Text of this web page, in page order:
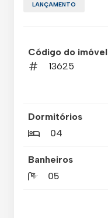
LANÇAMENTO
Código do imóvel
13625
Dormitórios
04
Banheiros
05